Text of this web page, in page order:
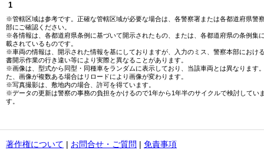
1
※管轄区域は参考です。正確な管轄区域が必要な場合は、各警察署または各都道府県警
部にご確認ください。
※各情報は、各都道府県条例に基づいて開示されたもの、または、各都道府県の条例集
載されているものです。
※車両の情報は、開示された情報を基にしておりますが、入力のミス、警察本部におけ
書開示作業の行き違い等により実際と異なることがあります。
※画像は、型式から同型・同種車をランダムに表示しており、当該車両とは異なります
た、画像が複数ある場合はリロードにより画像が変わります。
※写真撮影は、敷地内の場合、許可を得ています。
※データの更新は警察の事務の負担をかけるので1年から1年半のサイクルで検討してい
す。
著作権について | お問合せ・ご質問 | 免責事項